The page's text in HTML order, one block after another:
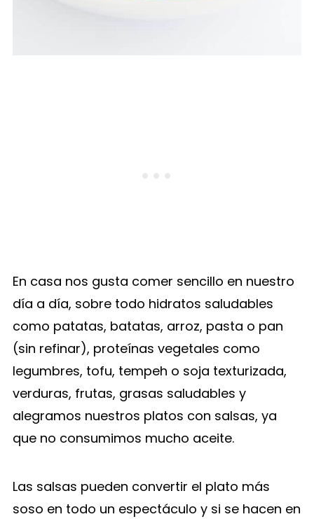
En casa nos gusta comer sencillo en nuestro
día a día, sobre todo hidratos saludables
como patatas, batatas, arroz, pasta o pan
(sin refinar), proteínas vegetales como
legumbres, tofu, tempeh o soja texturizada,
verduras, frutas, grasas saludables y
alegramos nuestros platos con salsas, ya
que no consumimos mucho aceite.
Las salsas pueden convertir el plato más
soso en todo un espectáculo y si se hacen en